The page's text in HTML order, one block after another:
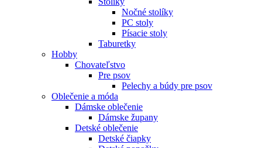
Nočné stolíky
PC stoly
Písacie stoly
Taburetky
Hobby
Chovateľstvo
Pre psov
Pelechy a búdy pre psov
Oblečenie a móda
Dámske oblečenie
Dámske župany
Detské oblečenie
Detské čiapky